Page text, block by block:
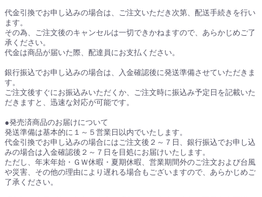
代金引換でお申し込みの場合は、ご注文いただき次第、配送手続きを行い
ます。
その為、ご注文後のキャンセルは一切できかねますので、あらかじめご了
承ください。
代金は商品が届いた際、配達員にお支払ください。
銀行振込でお申し込みの場合は、入金確認後に発送準備させていただきま
す。
ご注文後すぐにお振込みいただくか、ご注文時に振込み予定日を記載いた
だきますと、迅速な対応が可能です。
●発売済商品のお届けについて
発送準備は基本的に１～５営業日以内でいたします。
代金引換でお申し込みの場合にはご注文後２～７日、銀行振込でお申し込
みの場合は入金確認後２～７日を目処にお届けいたします。
ただし、年末年始・ＧＷ休暇・夏期休暇、営業期間外のご注文および台風
や災害、その他の理由により遅れる場合もございますので、あらかじめご
了承ください。